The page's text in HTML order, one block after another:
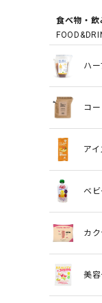
食べ物・飲
ハ
コ
ア
ベ
カ
美容